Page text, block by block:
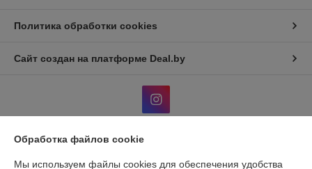
Политика обработки cookies
Сайт создан на платформе Deal.by
Обработка файлов cookie
Мы используем файлы cookies для обеспечения удобства